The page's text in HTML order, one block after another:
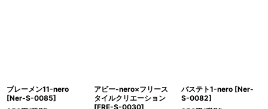
ブレーメン11-nero
[Ner-S-0085]
アビー-nero×フリース
タイルクリエーション
[FRE-S-0030]
バステト1-nero [Ner-
S-0082]